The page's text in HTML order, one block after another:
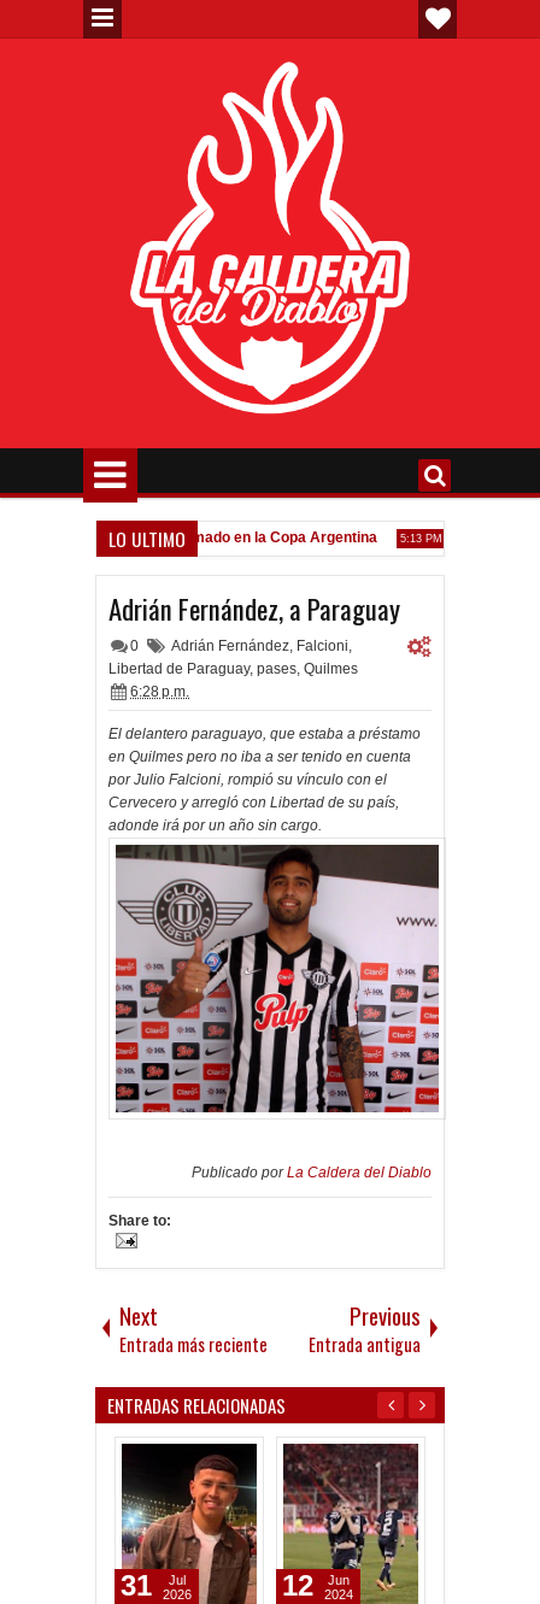
LO ULTIMO
Todo confirmado en la Copa Argentina 5:13 PM Goleada histórica
Adrián Fernández, a Paraguay
0 Adrián Fernández, Falcioni,
Libertad de Paraguay, pases, Quilmes
6:28 p.m.
El delantero paraguayo, que estaba a préstamo
en Quilmes pero no iba a ser tenido en cuenta
por Julio Falcioni, rompió su vínculo con el
Cervecero y arregló con Libertad de su país,
adonde irá por un año sin cargo.
Publicado porLa Caldera del Diablo
Share to:
Next
Entrada más reciente
Previous
Entrada antigua
ENTRADAS RELACIONADAS
31
Jul
2026
12
Jun
2024